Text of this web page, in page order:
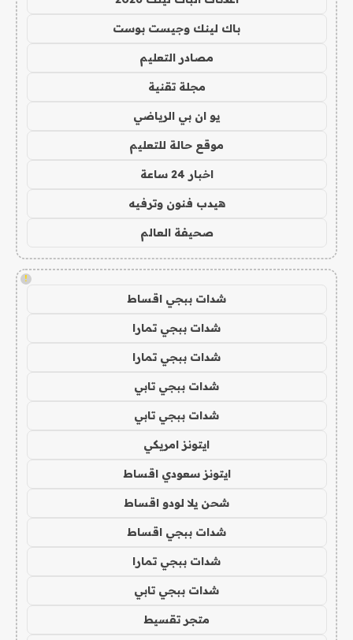
باك لينك وجيست بوست
مصادر التعليم
مجلة تقنية
يو ان بي الرياضي
موقع حالة للتعليم
اخبار 24 ساعة
هيدب فنون وترفيه
صحيفة العالم
!
شدات ببجي اقساط
شدات ببجي تمارا
شدات ببجي تمارا
شدات ببجي تابي
شدات ببجي تابي
ايتونز امريكي
ايتونز سعودي اقساط
شحن يلا لودو اقساط
شدات ببجي اقساط
شدات ببجي تمارا
شدات ببجي تابي
متجر تقسيط